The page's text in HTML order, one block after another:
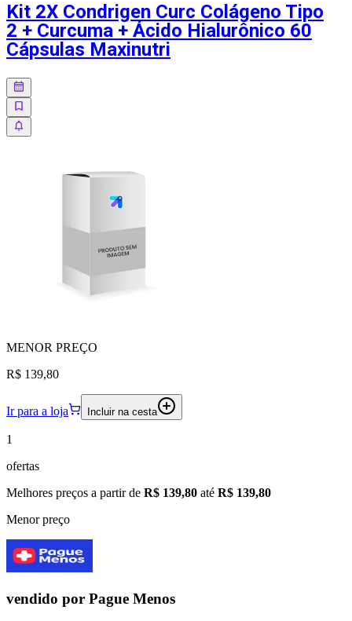
Kit 2X Condrigen Curc Colágeno Tipo
2 + Curcuma + Ácido Hialurônico 60
Cápsulas Maxinutri
MENOR PREÇO
R$ 139,80
Ir para a loja Incluir na cesta
1
ofertas
Melhores preços a partir de R$ 139,80 até R$ 139,80
Menor preço
vendido por Pague Menos